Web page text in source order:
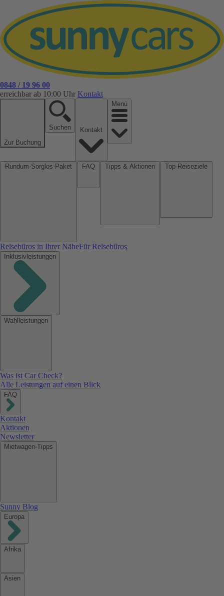
0848 / 19 96 00
erreichbar ab 10:00 Uhr Kontakt
Zur Buchung
Suchen
Menü
Reisebüros in Ihrer NäheFür Reisebüros
Inklusivleistungen
Wahlleistungen
Was ist Car Check?
Alle Leistungen auf einen Blick
FAQ
Kontakt
Aktionen
Newsletter
Mietwagen-Tipps
Sunny Blog
Europa
Afrika
Asien